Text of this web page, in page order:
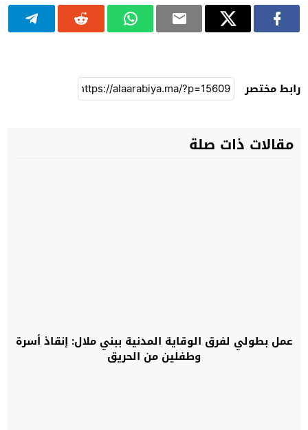
رابط مختصر
مقالات ذات صلة
عمل بطولي لفرق الوقاية المدنية ببني ملال: إنقاذ أسرة
وطفلين من الحريق